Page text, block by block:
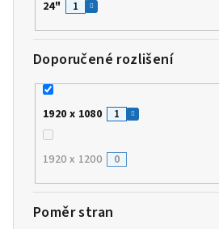
24" 1
Doporučené rozlišení
1920 x 1080 1
1920 x 1200 0
Poměr stran